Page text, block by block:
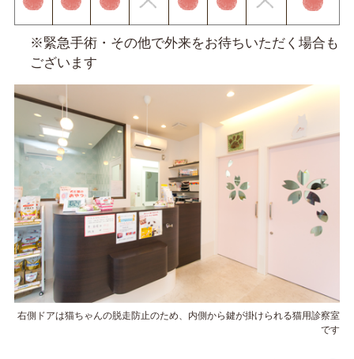
※緊急手術・その他で外来をお待ちいただく場合も
ございます
右側ドアは猫ちゃんの脱走防止のため、内側から鍵が掛けられる猫用診察室
です